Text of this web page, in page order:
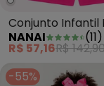
Conjunto Infantil
Flores Branco
NANAI (11)
R$ 57,16R$
-55%